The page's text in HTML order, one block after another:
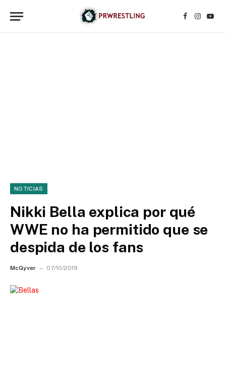
Facebook
NOTICIAS
Nikki Bella explica por qué
WWE no ha permitido que se
despida de los fans
McGyver 07/10/2019